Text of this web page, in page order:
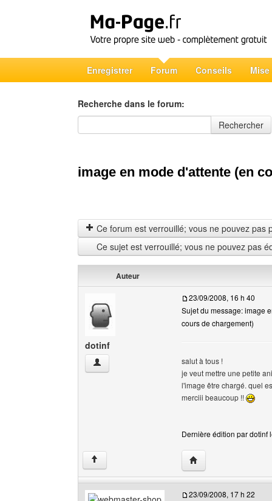
Enregistrer Forum Conseils Mise
Recherche dans le forum:
Recherche dans le forum
Rechercher
image en mode d'attente (en
Ce forum est verrouillé; vous ne pouvez pas
Ce sujet est verrouillé; vous ne pouvez pas
Auteur
dotinf
dotinf Voir le profil de l'utilisateur
23/09/2008, 16 h 40
Sujet du message: image
cours de chargement)
salut à tous !
je veut mettre une petite
l'image être chargé. quel
merciii beaucoup !!
Dernière édition par dotinf
↑ Visiter le site web de
23/09/2008, 17 h 22